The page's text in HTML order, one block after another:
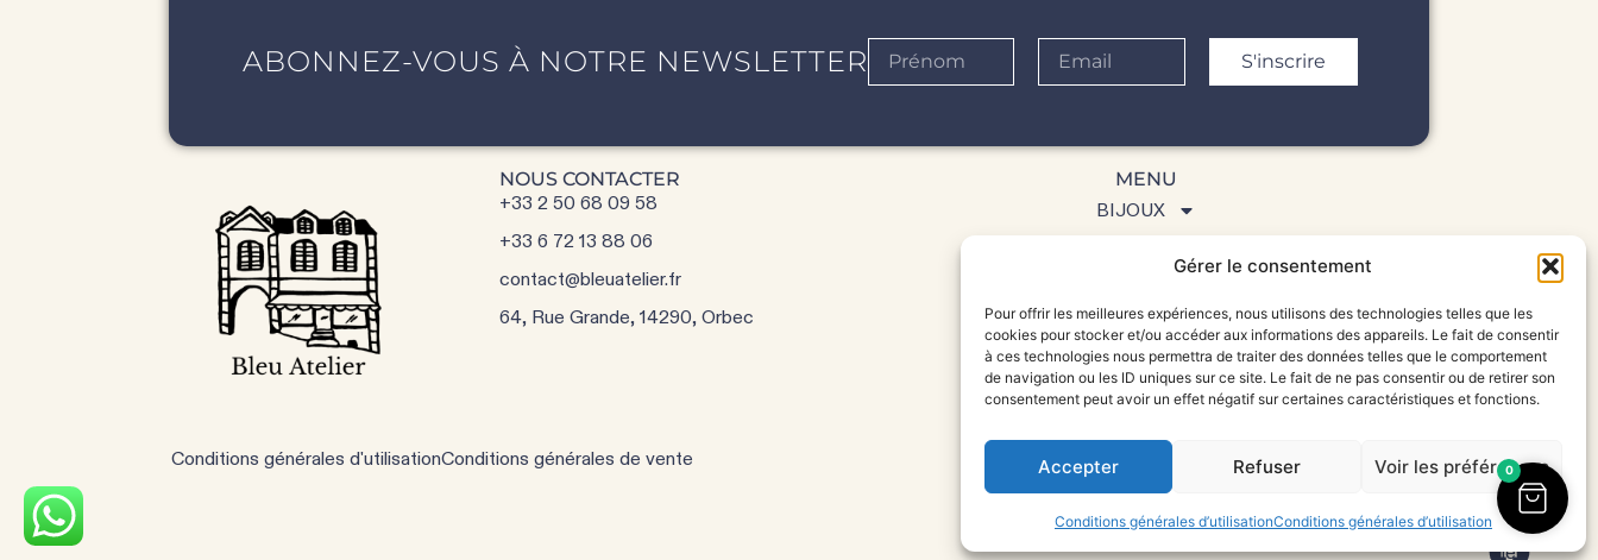
Gérer le consentement
Pour offrir les meilleures expériences, nous utilisons des technologies telles que les
cookies pour stocker et/ou accéder aux informations des appareils. Le fait de consentir
à ces technologies nous permettra de traiter des données telles que le comportement
de navigation ou les ID uniques sur ce site. Le fait de ne pas consentir ou de retirer son
consentement peut avoir un effet négatif sur certaines caractéristiques et fonctions.
Accepter Refuser Voir les préférences
Conditions générales d’utilisationConditions générales d’utilisation
ABONNEZ-VOUS À NOTRE NEWSLETTER S'inscrire
NOUS CONTACTER
+33 2 50 68 09 58
+33 6 72 13 88 06
contact@bleuatelier.fr
64, Rue Grande, 14290, Orbec
MENU
BIJOUX
ANTIQUITÉS & DÉCORATIONS
QUI SOMMES-NOUS ?
Conditions générales d'utilisationConditions générales de vente
©
2026
Bleu
0